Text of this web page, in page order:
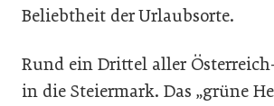
Beliebtheit der Urlaubsorte.
Rund ein Drittel aller
in die Steiermark. Das „grüne